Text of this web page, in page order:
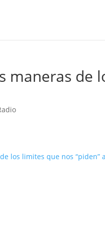
maneras de
los limites que nos “piden”